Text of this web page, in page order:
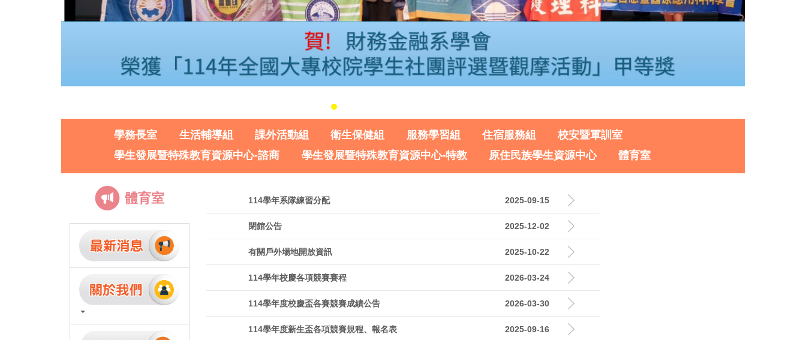
學務長室 生活輔導組 課外活動組 衛生保健組 服務學習組 住宿服務組
校安暨軍訓室
學生發展暨特殊教育資源中心-諮商
學生發展暨特殊教育資源中心-特教 原住民族學生資源中心 體育室
體育室 114學年系隊練習分配 2025-09-15
閉館公告 2025-12-02
有關戶外場地開放資訊 2025-10-22
114學年校慶各項競賽賽程 2026-03-24
114學年度校慶盃各賽競賽成績公告 2026-03-30
114學年度新生盃各項競賽規程、報名表 2025-09-16